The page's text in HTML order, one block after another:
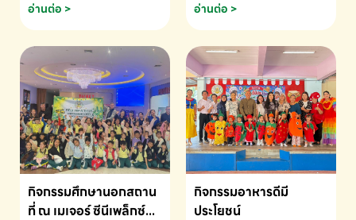
ข้อมูลเพิ่มเติม โทร. 075-691910
อ่านต่อ >
ด.ช.พัทธนันท์ พรหมพันธ์ ชั้น
อนุบาล EP K3 โรงเรียนโชคชัย
แข่งขันคณิตศาสตร์และคณิตคิด
เร็วนานาชาติ ครั้งที่ 46 ประจำปี
2569 ณ ประเทศสิงคโปร์
INTERNATIONAL
MATHEMATICS AND
MENTAL ARITHMETIC
COMPETITION 2026 - ถ้วย
รางวัลรองชนะเลิศอันดับที่ 2
Mental Arithmetic
Competition K2 - ถ้วยรางวัล
รองชนะเลิศอันดับที่ 2 Mental
อ่านต่อ >
กิจกรรมศึกษานอกสถาน
ที่ ณ เมเจอร์ ซีนีเพล็กซ์
กิจกรรมอาหารดีมี
ประโยชน์